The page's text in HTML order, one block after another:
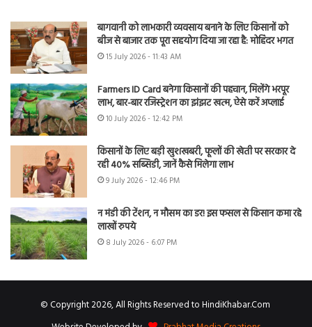
बागवानी को लाभकारी व्यवसाय बनाने के लिए किसानों को
बीज से बाजार तक पूरा सहयोग दिया जा रहा है: मोहिंदर भगत
15 July 2026 - 11:43 AM
Farmers ID Card बनेगा किसानों की पहचान, मिलेंगे भरपूर
लाभ, बार-बार रजिस्ट्रेशन का झंझट खत्म, ऐसे करें अप्लाई
10 July 2026 - 12:42 PM
किसानों के लिए बड़ी खुशखबरी, फूलों की खेती पर सरकार दे
रही 40% सब्सिडी, जानें कैसे मिलेगा लाभ
9 July 2026 - 12:46 PM
न मंडी की टेंशन, न मौसम का डर! इस फसल से किसान कमा रहे
लाखों रुपये
8 July 2026 - 6:07 PM
© Copyright 2026, All Rights Reserved to HindiKhabar.Com